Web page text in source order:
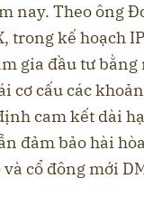
nay. Theo ông
trong kế hoạch
gia đầu tư
cơ cấu các
cam kết dài
đảm bảo hài
cổ đông mới